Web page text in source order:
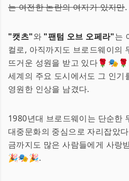
는 여전한 논란의 여지가 있지만.
"캣츠"와 "팬텀 오브 오페라"는
컬로, 아직까지도 브로드웨이의
뜨거운 성원을 받고 있다
세계의 주요 도시에서도 그 인기
영원한 인상을 남겼다.
1980년대 브로드웨이는 단순한
대중문화의 중심으로 자리잡았
금까지도 많은 사람들에게 사랑
🎉🎭🎉.